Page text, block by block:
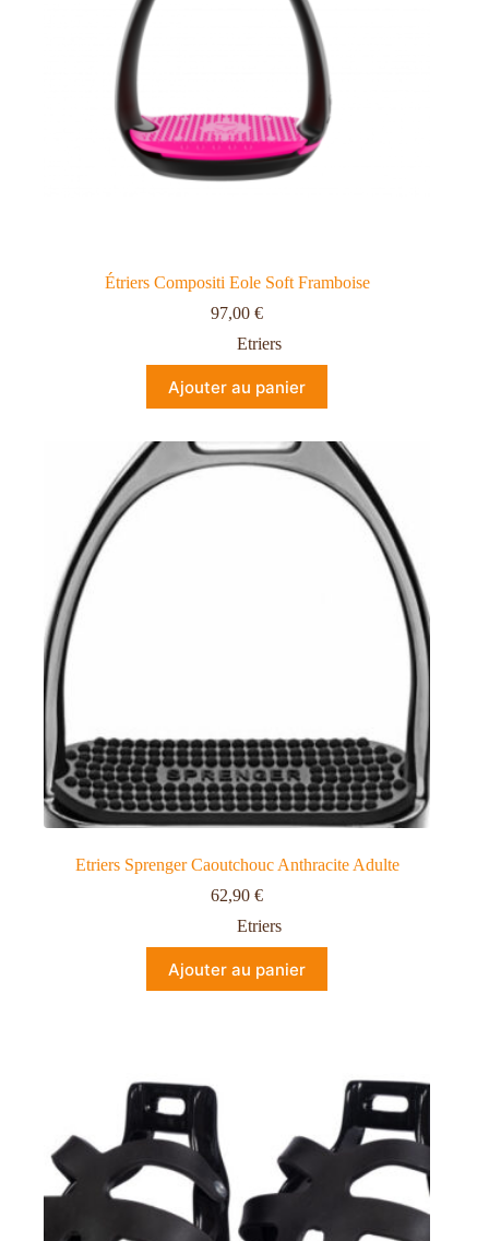
Étriers Compositi Eole Soft Framboise
97,00€
Etriers
Ajouter au panier
Etriers Sprenger Caoutchouc Anthracite Adulte
62,90€
Etriers
Ajouter au panier